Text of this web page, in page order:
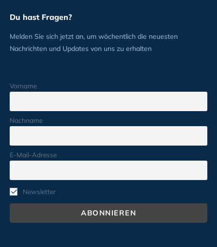
Du hast Fragen?
Melden Sie sich jetzt an, um wöchentlich die neuesten
Nachrichten und Updates von uns zu erhalten
Vorname
Nachname
E-Mail-Adresse
Newsletter